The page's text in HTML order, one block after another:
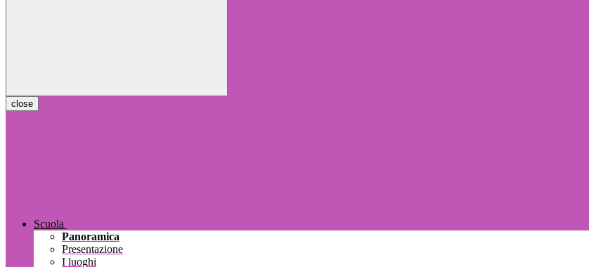
close
Scuola
Panoramica
Presentazione
I luoghi